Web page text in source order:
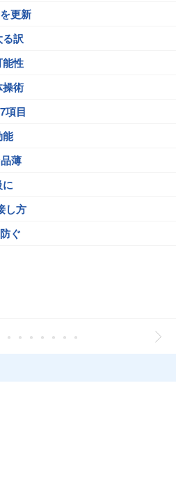
更新
訳
性
操術
項目
能
薄
に
し方
ぐ